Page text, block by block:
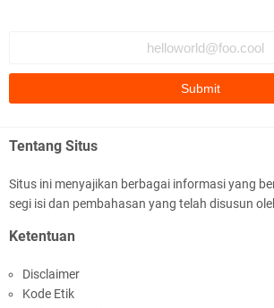
Tentang Situs
Situs ini menyajikan berbagai informasi yang
segi isi dan pembahasan yang telah disusun
Ketentuan
Disclaimer
Kode Etik